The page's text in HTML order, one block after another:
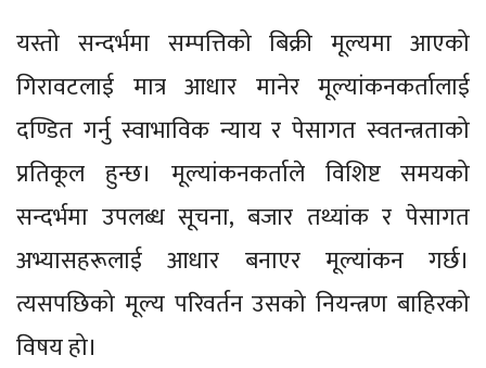
यस्तो सन्दर्भमा सम्पत्तिको बिक्री मूल्यमा आएको
गिरावटलाई मात्र आधार मानेर मूल्यांकनकर्तालाई
दण्डित गर्नु स्वाभाविक न्याय र पेसागत स्वतन्त्रताको
प्रतिकूल हुन्छ। मूल्यांकनकर्ताले विशिष्ट समयको
सन्दर्भमा उपलब्ध सूचना, बजार तथ्यांक र पेसागत
अभ्यासहरूलाई आधार बनाएर मूल्यांकन गर्छ।
त्यसपछिको मूल्य परिवर्तन उसको नियन्त्रण बाहिरको
विषय हो।